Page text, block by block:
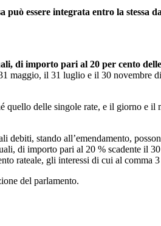
può essere integrata entro la stessa
di importo pari al 20 per cento
maggio, il 31 luglio e il 30 novembre
delle singole rate, e il giorno e il
debiti, stando all’emendamento,
di importo pari al 20 % scadente il
rateale, gli interessi di cui al comma
del parlamento.